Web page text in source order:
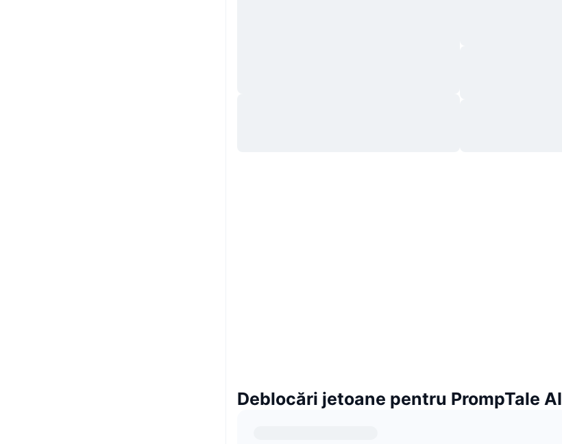
Deblocări jetoane pentru PrompTale AI